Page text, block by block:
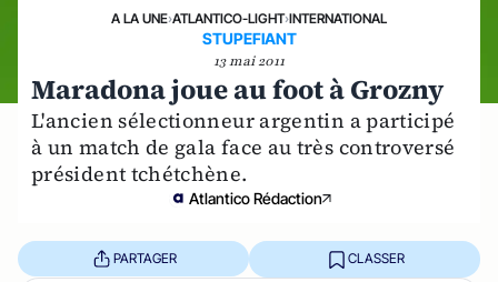
A LA UNE›ATLANTICO-LIGHT›INTERNATIONAL
STUPEFIANT
13 mai 2011
Maradona joue au foot à Grozny
L'ancien sélectionneur argentin a participé
à un match de gala face au très controversé
président tchétchène.
Atlantico Rédaction
PARTAGER CLASSER